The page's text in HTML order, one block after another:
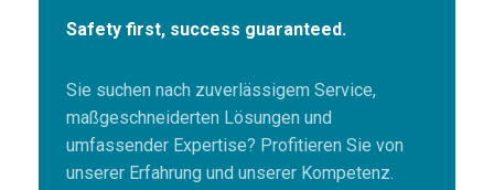
Safety first, success guaranteed.
Sie suchen nach zuverlässigem Service,
maßgeschneiderten Lösungen und
umfassender Expertise? Profitieren Sie von
unserer Erfahrung und unserer Kompetenz.